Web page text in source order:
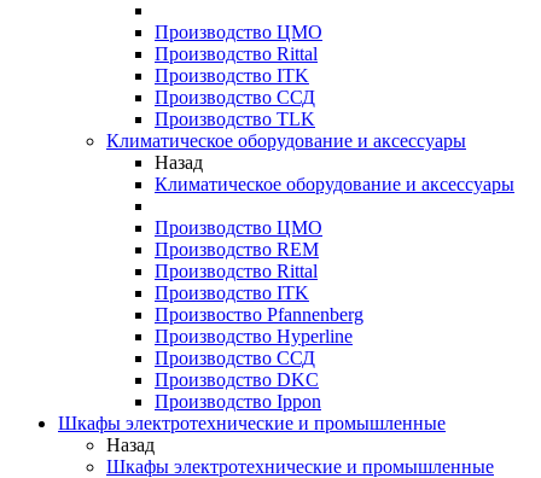
Производство ЦМО
Производство Rittal
Производство ITK
Производство ССД
Производство TLK
Климатическое оборудование и аксессуары
Назад
Климатическое оборудование и аксессуары
Производство ЦМО
Производство REM
Производство Rittal
Производство ITK
Произвоство Pfannenberg
Производство Hyperline
Производство ССД
Производство DKC
Производство Ippon
Шкафы электротехнические и промышленные
Назад
Шкафы электротехнические и промышленные